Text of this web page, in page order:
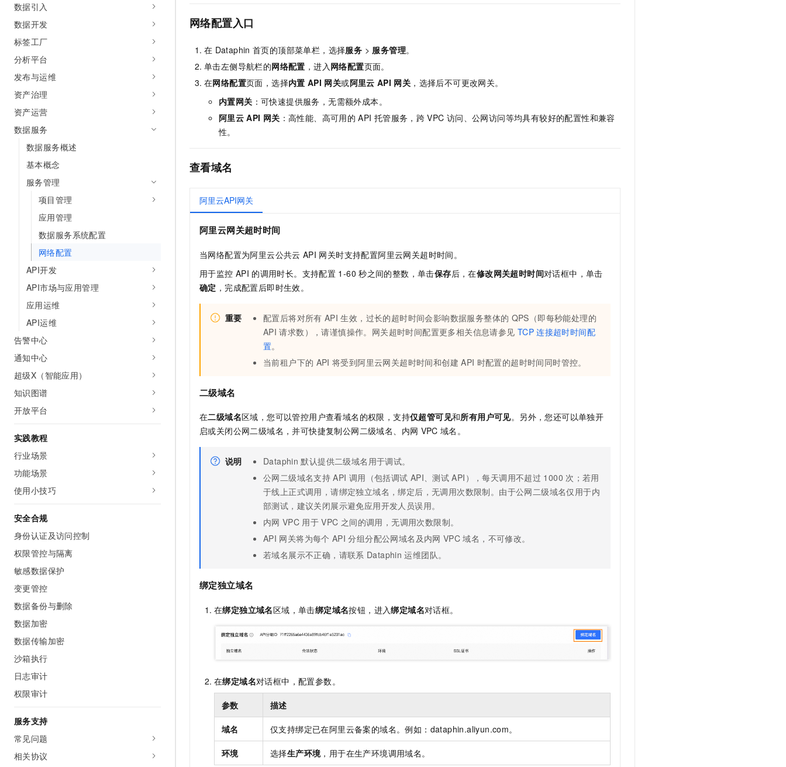
数据引入
数据开发
标签工厂
分析平台
发布与运维
资产治理
资产运营
数据服务
数据服务概述
基本概念
服务管理
项目管理
应用管理
数据服务系统配置
网络配置
API开发
API市场与应用管理
应用运维
API运维
告警中心
通知中心
超级X（智能应用）
知识图谱
开放平台
实践教程
行业场景
功能场景
使用小技巧
安全合规
身份认证及访问控制
权限管控与隔离
敏感数据保护
变更管控
数据备份与删除
数据加密
数据传输加密
沙箱执行
日志审计
权限审计
服务支持
常见问题
相关协议
网络配置入口
在 Dataphin 首页的顶部菜单栏，选择服务 > 服务管理。
单击左侧导航栏的网络配置 ，进入网络配置页面。
在网络配置页面，选择内置 API 网关或阿里云 API 网关 ，选择后不可更改网关。
内置网关 ：可快速提供服务，无需额外成本。
阿里云 API 网关 ：高性能、高可用的 API 托管服务，跨 VPC 访问、公网访问等均具有较好的配置性和兼容
性。
查看域名
阿里云API网关
阿里云网关超时时间
当网络配置为阿里云公共云 API 网关时支持配置阿里云网关超时时间。
用于监控 API 的调用时长。支持配置 1-60 秒之间的整数，单击保存后，在修改网关超时时间对话框中，单击
确定 ，完成配置后即时生效。
重要 配置后将对所有 API 生效，过长的超时时间会影响数据服务整体的 QPS（即每秒能处理的
API 请求数），请谨慎操作。网关超时时间配置更多相关信息请参见 TCP 连接超时时间配
置。
当前租户下的 API 将受到阿里云网关超时时间和创建 API 时配置的超时时间同时管控。
二级域名
在二级域名区域，您可以管控用户查看域名的权限，支持仅超管可见和所有用户可见。另外，您还可以单独开
启或关闭公网二级域名，并可快捷复制公网二级域名、内网 VPC 域名。
说明 Dataphin 默认提供二级域名用于调试。
公网二级域名支持 API 调用（包括调试 API、测试 API），每天调用不超过 1000 次；若用
于线上正式调用，请绑定独立域名，绑定后，无调用次数限制。由于公网二级域名仅用于内
部测试，建议关闭展示避免应用开发人员误用。
内网 VPC 用于 VPC 之间的调用，无调用次数限制。
API 网关将为每个 API 分组分配公网域名及内网 VPC 域名，不可修改。
若域名展示不正确，请联系 Dataphin 运维团队。
绑定独立域名
在绑定独立域名区域，单击绑定域名按钮，进入绑定域名对话框。
在绑定域名对话框中，配置参数。
参数 描述
域名 仅支持绑定已在阿里云备案的域名。例如：dataphin.aliyun.com。
环境 选择生产环境，用于在生产环境调用域名。
大模型解决方案
快速部署 Dify，高效搭建 AI 应用
依托云原生高可用架构,实现Dify私有化部署
10 分钟在聊天系统中增加一个 AI 助手
10分钟微调：让0.6B模型媲美235B模型
即刻拥有 DeepSeek-R1 满血版
多模态数据信息提取
超强辅助，Bolt.diy 一步搞定创意建站
域名与网站
终端用户计算
Serverless
开发工具
迁移与运维管理
专有云